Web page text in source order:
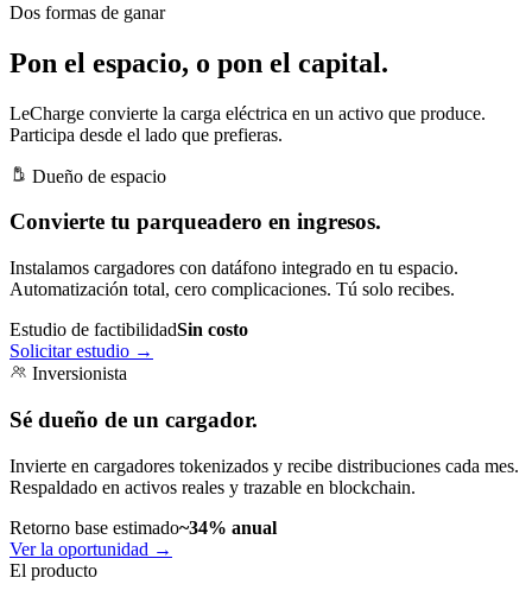
Dos formas de ganar
Pon el espacio, o pon el capital.
LeCharge convierte la carga eléctrica en un activo que produce.
Participa desde el lado que prefieras.
Dueño de espacio
Convierte tu parqueadero en ingresos.
Instalamos cargadores con datáfono integrado en tu espacio.
Automatización total, cero complicaciones. Tú solo recibes.
Estudio de factibilidadSin costo
Solicitar estudio →
Inversionista
Sé dueño de un cargador.
Invierte en cargadores tokenizados y recibe distribuciones cada mes.
Respaldado en activos reales y trazable en blockchain.
Retorno base estimado~34% anual
Ver la oportunidad →
El producto